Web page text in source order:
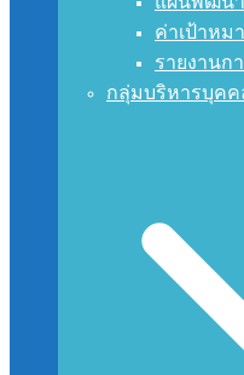
ค่าเป้าหม
รายงานก
กลุ่มบริหารบุคค